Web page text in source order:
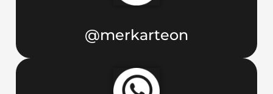
@merkarteon